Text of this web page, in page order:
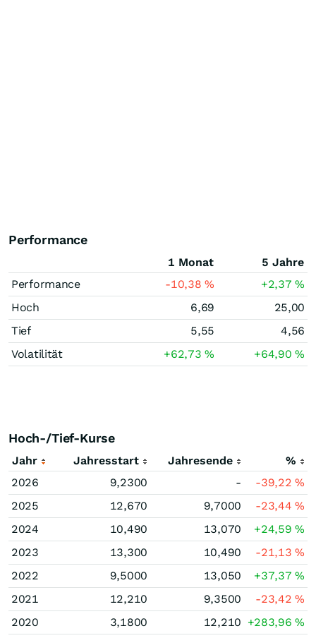
Performance
1 Monat
5 Jahre
Performance
-10,38% +2,37%
Hoch
6,69
25,00
Tief
5,55
4,56
Volatilität
+62,73% +64,90%
Hoch-/Tief-Kurse
Jahr Jahresstart Jahresende
%
2026
9,2300 - -39,22%
2025
12,670 9,7000 -23,44%
2024
10,490 13,070 +24,59%
2023
13,300 10,490 -21,13%
2022
9,5000 13,050 +37,37%
2021
12,210 9,3500 -23,42%
2020
3,1800 12,210 +283,96%